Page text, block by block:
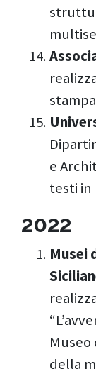
e
testi in
2022
Musei
Museo
della